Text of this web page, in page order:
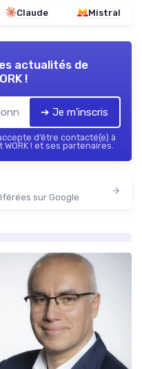
Claude Mistral
actualités de
!
➔ Je m'inscris
d’être contacté(e) à
! et ses partenaires.
sur Google